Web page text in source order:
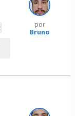
por
Bruno